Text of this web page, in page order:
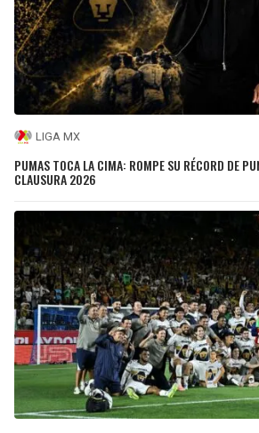
LIGA MX
PUMAS TOCA LA CIMA: ROMPE SU RÉCORD DE
CLAUSURA 2026